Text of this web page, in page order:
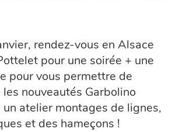
rendez-vous en Alsace
pour une soirée + une
pour vous permettre de
nouveautés Garbolino
atelier montages de lignes,
et des hameçons !